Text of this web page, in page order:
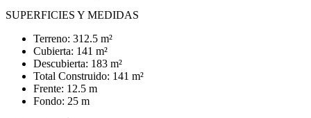
SUPERFICIES Y MEDIDAS
Terreno: 312.5 m²
Cubierta: 141 m²
Descubierta: 183 m²
Total Construido: 141 m²
Frente: 12.5 m
Fondo: 25 m